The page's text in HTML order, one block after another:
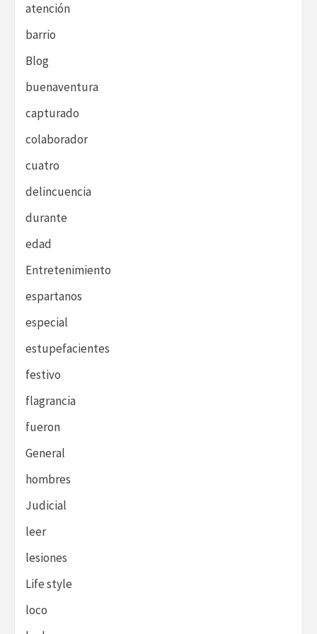
atención
barrio
Blog
buenaventura
capturado
colaborador
cuatro
delincuencia
durante
edad
Entretenimiento
espartanos
especial
estupefacientes
festivo
flagrancia
fueron
General
hombres
Judicial
leer
lesiones
Life style
loco